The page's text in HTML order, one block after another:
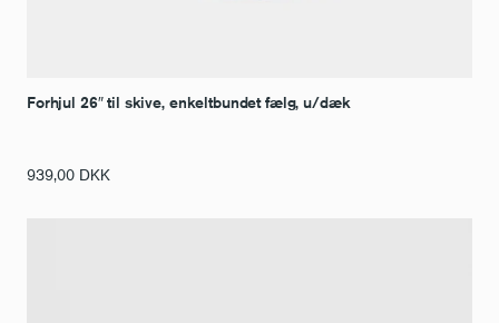
Forhjul 26″ til skive, enkeltbundet fælg, u/dæk
939,00 DKK